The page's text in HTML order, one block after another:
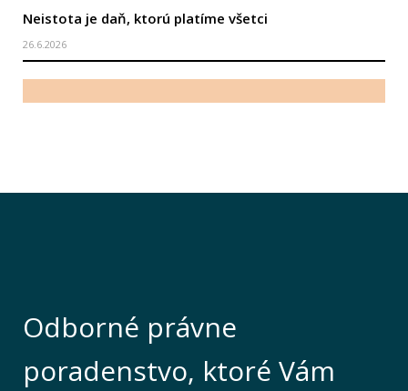
Neistota je daň, ktorú platíme všetci
26.6.2026
Odborné právne
poradenstvo, ktoré Vám